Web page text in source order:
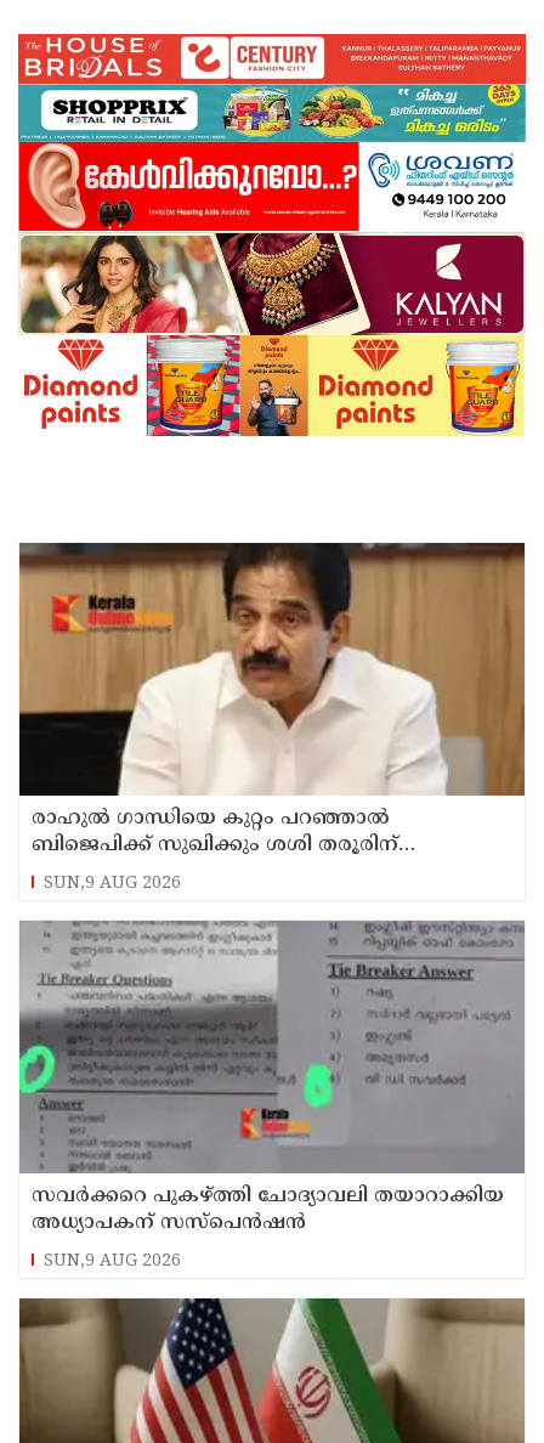
രാഹുല്‍ ഗാന്ധിയെ കുറ്റം പറഞ്ഞാല്‍
ബിജെപിക്ക് സുഖിക്കും ശശി തരൂരിന്
മറുപടിയുമായി കെ സി വേണുഗോപാല്‍
SUN,9 AUG 2026
സവര്‍ക്കറെ പുകഴ്ത്തി ചോദ്യാവലി തയാറാക്കിയ
അധ്യാപകന് സസ്‌പെന്‍ഷന്‍
SUN,9 AUG 2026